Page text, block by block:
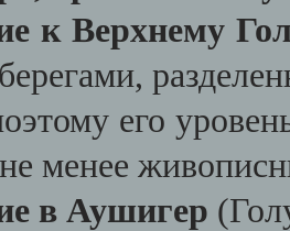
к Верхнему
его
менее
в Аушигер